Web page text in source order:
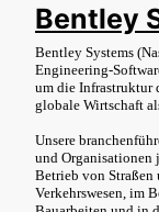
Bentley
Bentley Systems
Engineering-
um die Infrastruktur
globale Wirtschaft
Unsere
und Organisationen
Betrieb von Straßen
Verkehrswesen, im